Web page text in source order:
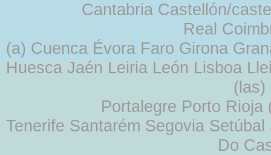
Cantabria Castellón/
Real
(a) Cuenca Évora Faro Girona
Huesca Jaén Leiria León Lisboa
Portalegre Porto
Tenerife Santarém Segovia
Do